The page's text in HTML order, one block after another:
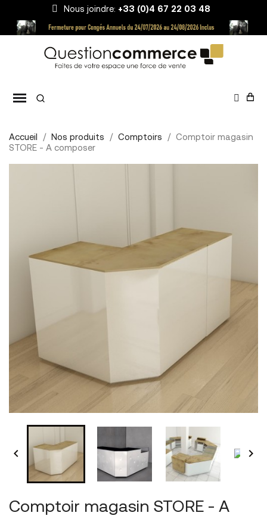
Nous joindre: +33 (0)4 67 22 03 48
Accueil Nos produits Comptoirs
Comptoir magasin
STORE - A composer
 
Comptoir magasin STORE - A